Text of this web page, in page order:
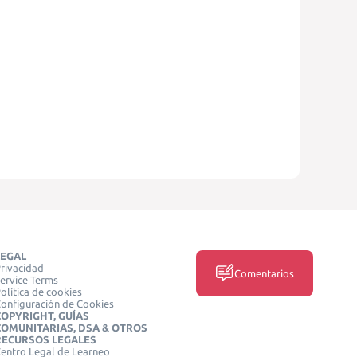
Terms
de cookies
de Cookies
GUÍAS
DSA & OTROS
LEGALES
Legal de Learneo
Comentarios